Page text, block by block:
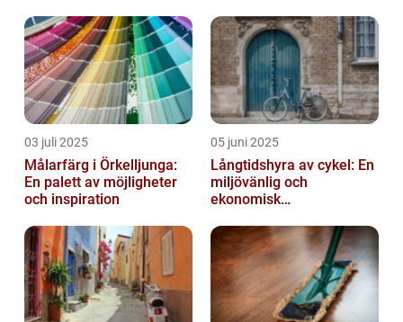
03 juli 2025
Målarfärg i Örkelljunga:
En palett av möjligheter
och inspiration
05 juni 2025
Långtidshyra av cykel: En
miljövänlig och
ekonomisk